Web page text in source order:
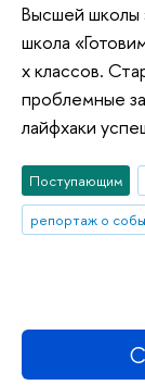
Высшей школы
школа
х классов.
проблемные
лайфхаки
Поступающим
репортаж о